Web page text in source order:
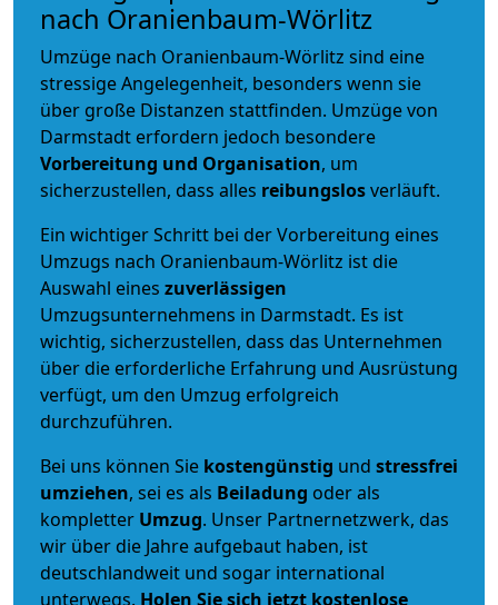
nach Oranienbaum-Wörlitz
Umzüge nach Oranienbaum-Wörlitz sind eine
stressige Angelegenheit, besonders wenn sie
über große Distanzen stattfinden. Umzüge von
Darmstadt erfordern jedoch besondere
Vorbereitung und Organisation, um
sicherzustellen, dass alles reibungslosverläuft.
Ein wichtiger Schritt bei der Vorbereitung eines
Umzugs nach Oranienbaum-Wörlitz ist die
Auswahl eines zuverlässigen
Umzugsunternehmens in Darmstadt. Es ist
wichtig, sicherzustellen, dass das Unternehmen
über die erforderliche Erfahrung und Ausrüstung
verfügt, um den Umzug erfolgreich
durchzuführen.
Bei uns können Sie kostengünstig und stressfrei
umziehen, sei es als Beiladung oder als
kompletter Umzug. Unser Partnernetzwerk, das
wir über die Jahre aufgebaut haben, ist
deutschlandweit und sogar international
unterwegs. Holen Sie sich jetzt kostenlose